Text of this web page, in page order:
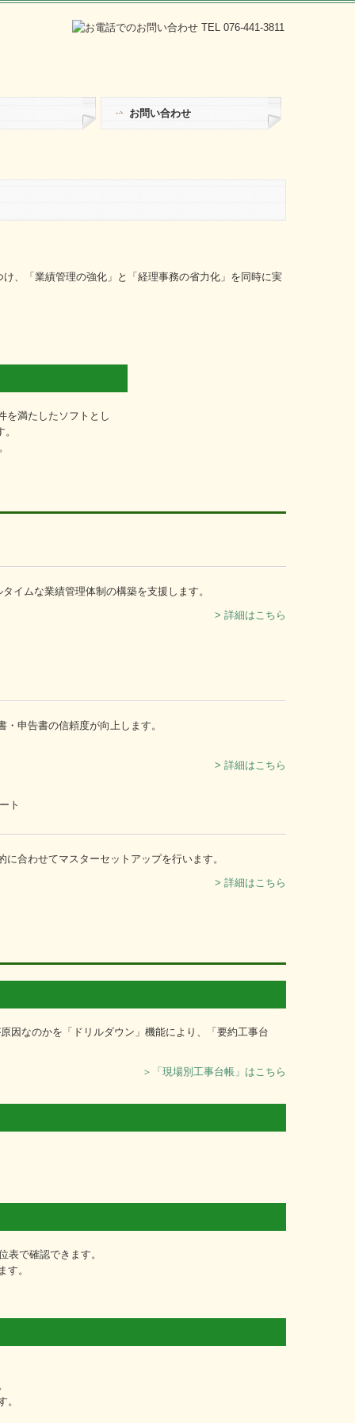
お問い合わせ
、「業績管理の強化」と「経理事務の省力化」を同時に実
を満たしたソフトとし
イムな業績管理体制の構築を支援します。
> 詳細はこちら
申告書の信頼度が向上します。
> 詳細はこちら
合わせてマスターセットアップを行います。
> 詳細はこちら
因なのかを「ドリルダウン」機能により、「要約工事台
＞「現場別工事台帳」はこちら
で確認できます。
す。
。